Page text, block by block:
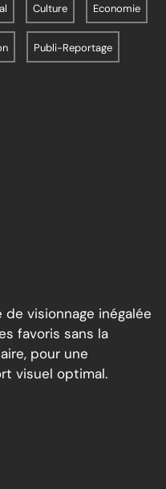
Culture Economie
Publi-Reportage
visionnage inégalée
favoris sans la
pour une
visuel optimal.